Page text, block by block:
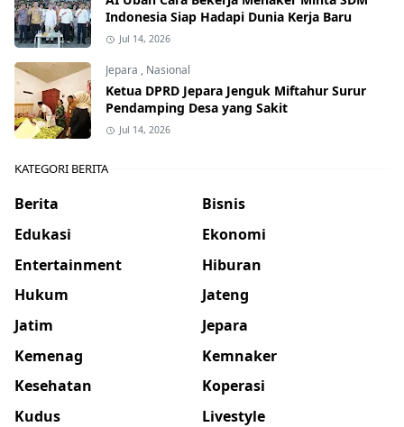
Indonesia Siap Hadapi Dunia Kerja Baru
Jul 14, 2026
Jepara , Nasional
Ketua DPRD Jepara Jenguk Miftahur Surur
Pendamping Desa yang Sakit
Jul 14, 2026
KATEGORI BERITA
Berita
Bisnis
Edukasi
Ekonomi
Entertainment
Hiburan
Hukum
Jateng
Jatim
Jepara
Kemenag
Kemnaker
Kesehatan
Koperasi
Kudus
Livestyle